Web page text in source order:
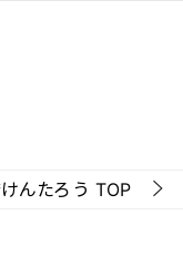
んたろう TOP